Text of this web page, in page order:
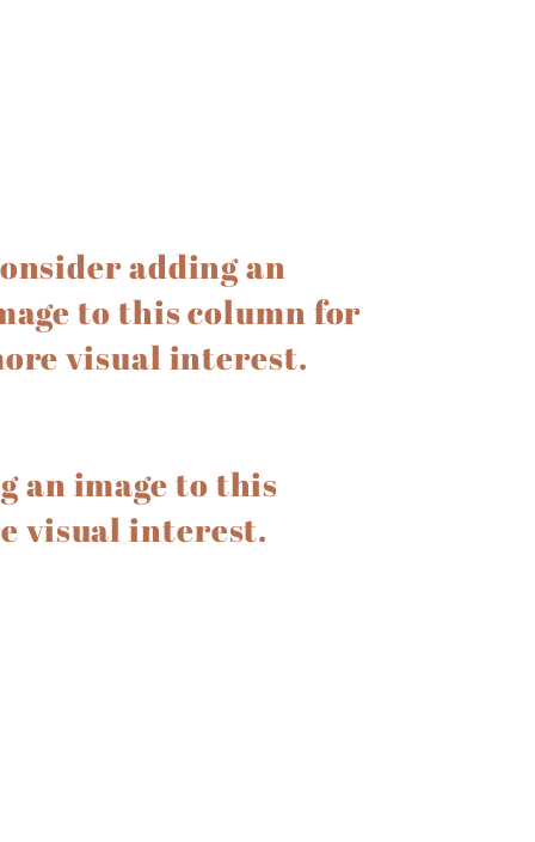
adding an
to this column for
visual interest.
an image to this
visual interest.